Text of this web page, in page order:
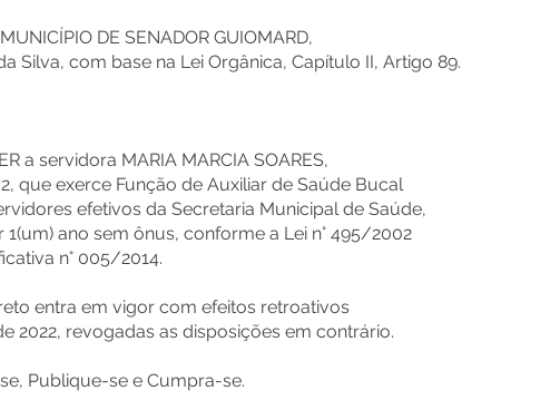
DE SENADOR GUIOMARD,
Silva, com base na Lei Orgânica, Capítulo II, Artigo 89.
a servidora MARIA MARCIA SOARES,
que exerce Função de Auxiliar de Saúde Bucal
efetivos da Secretaria Municipal de Saúde,
ano sem ônus, conforme a Lei n° 495/2002
n° 005/2014.
entra em vigor com efeitos retroativos
2022, revogadas as disposições em contrário.
Publique-se e Cumpra-se.